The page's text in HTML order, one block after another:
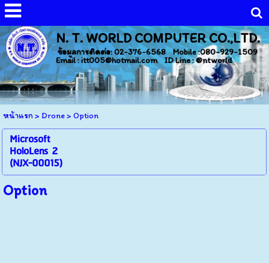
N. T. WORLD COMPUTER CO.,LTD.
ข้อมูลการติดต่อ: 02-376-6568 Mobile :080-929-1509
Email : itt005@hotmail.com ID Line : @ntworld
หน้าแรก > Drone> Option
Microsoft
HoloLens 2
(NJX-00015)
Option